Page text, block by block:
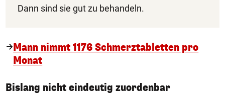
Dann sind sie gut zu behandeln.
Mann nimmt 1176 Schmerztabletten pro
Monat
Bislang nicht eindeutig zuordenbar